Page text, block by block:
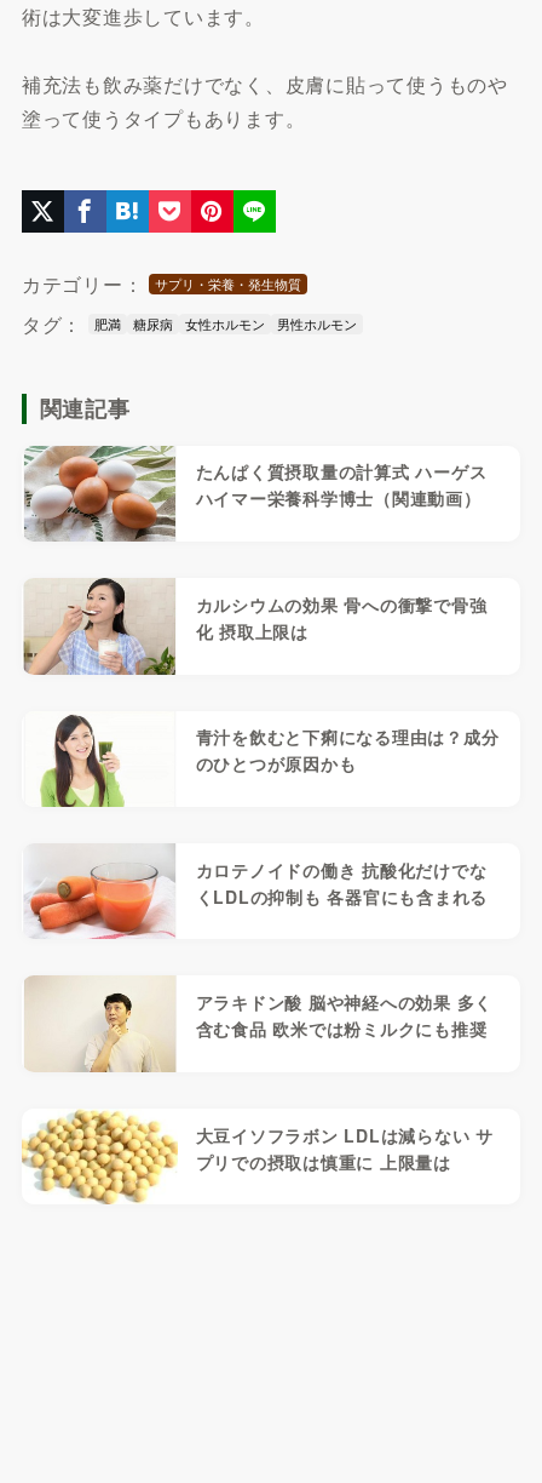
術は大変進歩しています。
補充法も飲み薬だけでなく、皮膚に貼って使うものや
塗って使うタイプもあります。
カテゴリー： サプリ・栄養・発生物質
タグ： 肥満 糖尿病 女性ホルモン 男性ホルモン
関連記事
たんぱく質摂取量の計算式 ハーゲス
ハイマー栄養科学博士（関連動画）
カルシウムの効果 骨への衝撃で骨強
化 摂取上限は
青汁を飲むと下痢になる理由は？成分
のひとつが原因かも
カロテノイドの働き 抗酸化だけでな
くLDLの抑制も 各器官にも含まれる
アラキドン酸 脳や神経への効果 多く
含む食品 欧米では粉ミルクにも推奨
大豆イソフラボン LDLは減らない サ
プリでの摂取は慎重に 上限量は